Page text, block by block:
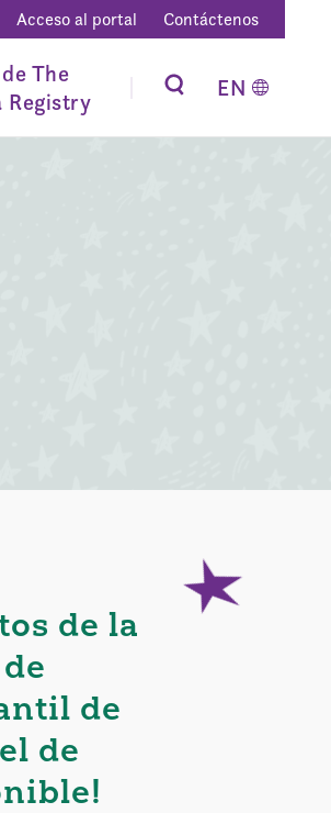
Acceso al portal Contáctenos
The
Registry
EN
de la
de
de